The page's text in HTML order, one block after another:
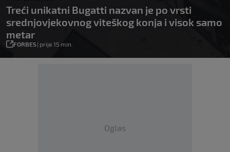
Treći unikatni Bugatti nazvan je po vrsti
srednjovjekovnog viteškog konja i visok samo
metar
FORBES| prije 15 min.
Oglas